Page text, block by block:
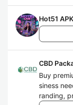
Hot51 APK
CBD
Buy
siness
randing,